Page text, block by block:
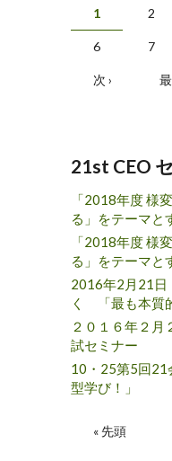
ページ
1 2
6 7
次 ›
21st CEO
「2018年度 様
る」をテーマと
「2018年度 様
る」をテーマと
2016年2月21
く 「最も本質
２０１６年２
試セミナー
10・25第5回21
型学び！」
ページ
« 先頭